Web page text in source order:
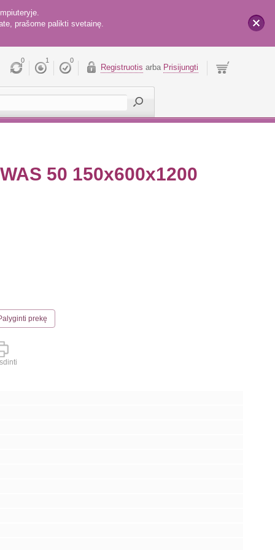
prašome palikti svetainę.
0 1 0
Registruotis arba Prisijungti
50 150x600x1200
prekę